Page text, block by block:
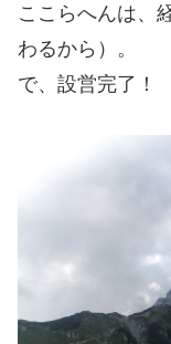
ここらへんは、
わるから）。
で、設営完了！